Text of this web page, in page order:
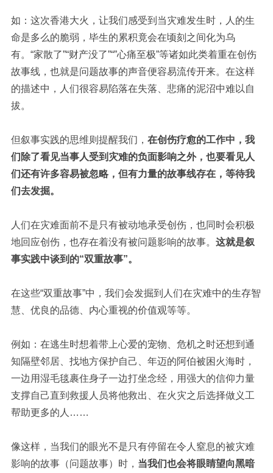
如：这次香港大火，让我们感受到当灾难发生时，人的生
命是多么的脆弱，毕生的累积竟会在顷刻之间化为乌
有。“家散了”“财产没了”“”心痛至极”等诸如此类着重在创伤
故事线，也就是问题故事的声音便容易流传开来。在这样
的描述中，人们很容易陷落在失落、悲痛的泥沼中难以自
拔。
但叙事实践的思维则提醒我们， 在创伤疗愈的工作中，我
们除了看见当事人受到灾难的负面影响之外，也要看见人
们还有许多容易被忽略，但有力量的故事线存在，等待我
们去发掘。
人们在灾难面前不是只有被动地承受创伤，也同时会积极
地回应创伤，也存在着没有被问题影响的故事。 这就是叙
事实践中谈到的“双重故事”。
在这些“双重故事”中，我们会发掘到人们在灾难中的生存智
慧、优良的品德、内心重视的价值观等等。
例如：在逃生时想着带上心爱的宠物、危机之时还想到通
知隔壁邻居、找地方保护自己、年迈的阿伯被困火海时，
一边用湿毛毯裹住身子一边打坐念经，用强大的信仰力量
支撑自己直到救援人员将他救出、在火灾之后选择做义工
帮助更多的人……
像这样，当我们的眼光不是只有停留在令人窒息的被灾难
影响的故事（问题故事）时， 当我们也会将眼睛望向黑暗